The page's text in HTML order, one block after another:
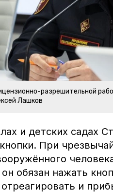
разрешительной
Лашков
и детских садах
При
он обязан нажать
и